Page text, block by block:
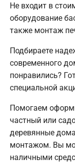
Не входит в
оборудование
также монтаж
Подбираете
современного
понравились?
специальной
Помогаем
частный или
деревянные
монтажом. Вы
наличными